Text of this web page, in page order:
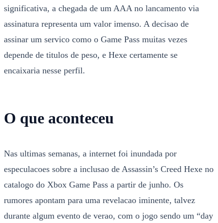
significativa, a chegada de um AAA no lancamento via
assinatura representa um valor imenso. A decisao de
assinar um servico como o Game Pass muitas vezes
depende de titulos de peso, e Hexe certamente se
encaixaria nesse perfil.
O que aconteceu
Nas ultimas semanas, a internet foi inundada por
especulacoes sobre a inclusao de Assassin’s Creed Hexe no
catalogo do Xbox Game Pass a partir de junho. Os
rumores apontam para uma revelacao iminente, talvez
durante algum evento de verao, com o jogo sendo um “day